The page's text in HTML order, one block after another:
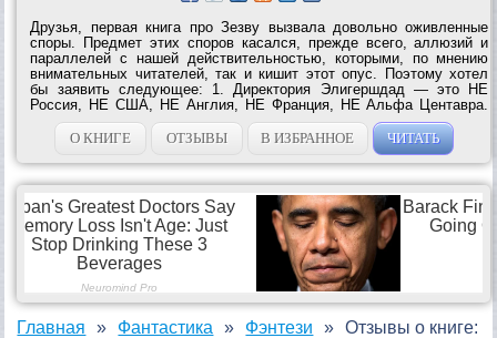
Друзья, первая книга про Зезву вызвала довольно оживленные
споры. Предмет этих споров касался, прежде всего, аллюзий и
параллелей с нашей действительностью, которыми, по мнению
внимательных читателей, так и кишит этот опус. Поэтому хотел
бы заявить следующее: 1. Директория Элигершдад — это НЕ
Россия, НЕ США, НЕ Англия, НЕ Франция, НЕ Альфа Центавра.
2. Солнечное королевство Мзум — это НЕ Россия, НЕ Грузия, НЕ
Югославия, НЕ Корея. ...
О КНИГЕ ОТЗЫВЫ В ИЗБРАННОЕ ЧИТАТЬ
Главная Фантастика Фэнтези
Отзывы о книге: